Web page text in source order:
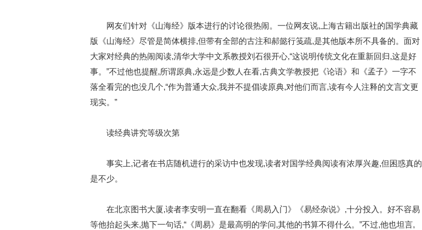
网友们针对《山海经》版本进行的讨论很热闹。一位网友说,上海古籍出版社的国学典藏
版《山海经》尽管是简体横排,但带有全部的古注和郝懿行笺疏,是其他版本所不具备的。面对
大家对经典的热闹阅读,清华大学中文系教授刘石很开心,“这说明传统文化在重新回归,这是好
事。”不过他也提醒,所谓原典,永远是少数人在看,古典文学教授把《论语》和《孟子》一字不
落全看完的也没几个,“作为普通大众,我并不提倡读原典,对他们而言,读有今人注释的文言文更
现实。”
读经典讲究等级次第
事实上,记者在书店随机进行的采访中也发现,读者对国学经典阅读有浓厚兴趣,但困惑真的
是不少。
在北京图书大厦,读者李安明一直在翻看《周易入门》《易经杂说》,十分投入。好不容易
等他抬起头来,抛下一句话,“《周易》是最高明的学问,其他的书算不得什么。”不过,他也坦言,